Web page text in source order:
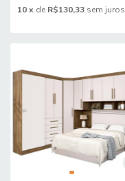
10x de R$130,33 sem juros